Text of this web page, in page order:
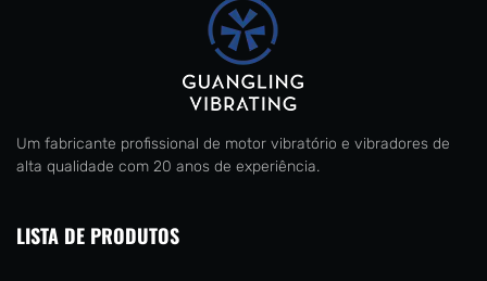
Um fabricante profissional de motor vibratório e vibradores de
alta qualidade com 20 anos de experiência.
LISTA DE PRODUTOS